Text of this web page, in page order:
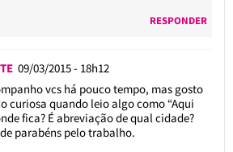
RESPONDER
09/03/2015 - 18h12
vcs há pouco tempo, mas gosto
curiosa quando leio algo como “Aqui
fica? É abreviação de qual cidade?
parabéns pelo trabalho.